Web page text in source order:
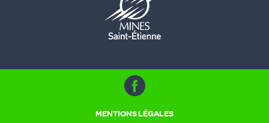
MENTIONS LÉGALES